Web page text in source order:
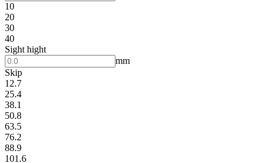
10
20
30
40
Sight hight
mm
Skip
12.7
25.4
38.1
50.8
63.5
76.2
88.9
101.6